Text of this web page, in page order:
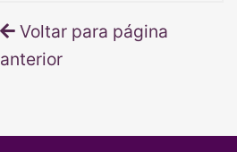
Voltar para página
anterior